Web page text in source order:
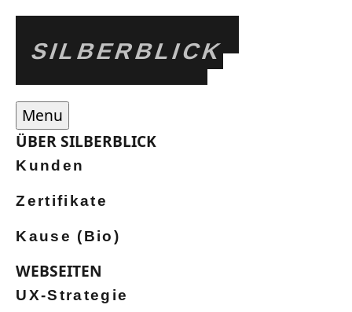
SILBERBLICK
Menu
ÜBER SILBERBLICK
Kunden
Zertifikate
Kause (Bio)
WEBSEITEN
UX-Strategie